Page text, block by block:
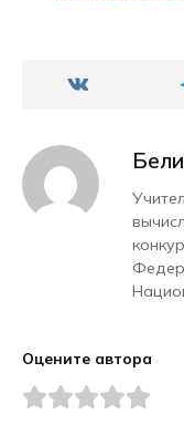
Оцените автора